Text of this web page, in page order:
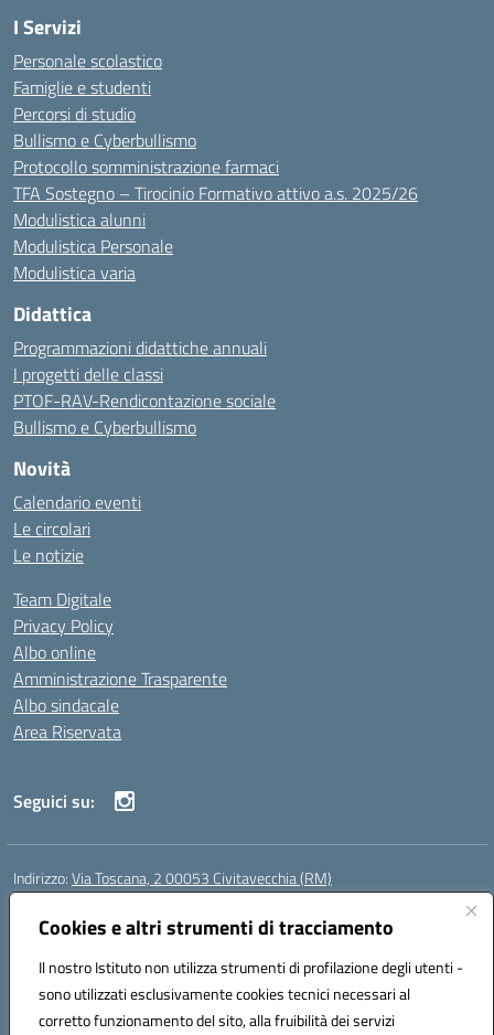
Cookies e altri strumenti di tracciamento
Il nostro Istituto non utilizza strumenti di profilazione degli utenti -
sono utilizzati esclusivamente cookies tecnici necessari al
corretto funzionamento del sito, alla fruibilità dei servizi
I Servizi
Personale scolastico
Famiglie e studenti
Percorsi di studio
Bullismo e Cyberbullismo
Protocollo somministrazione farmaci
TFA Sostegno – Tirocinio Formativo attivo a.s. 2025/26
Modulistica alunni
Modulistica Personale
Modulistica varia
Didattica
Programmazioni didattiche annuali
I progetti delle classi
PTOF-RAV-Rendicontazione sociale
Bullismo e Cyberbullismo
Novità
Calendario eventi
Le circolari
Le notizie
Team Digitale
Privacy Policy
Albo online
Amministrazione Trasparente
Albo sindacale
Area Riservata
Seguici su:
Indirizzo:Via Toscana, 2 00053 Civitavecchia (RM)
Centralino:
Posta elettronica certificata (PEC):rmic8b900g@pec.istruzione.it
Codice fiscale: 91038380589
Codice meccanografico:RMIC8B900G
Codice Indice delle Pubbliche Amministrazioni (IPA): istsc_rmic8b900g